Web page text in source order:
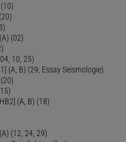
(02)
10, 25)
(A, B) (29; Essay Seismologie)
(A, B) (18)
(12, 24, 29)